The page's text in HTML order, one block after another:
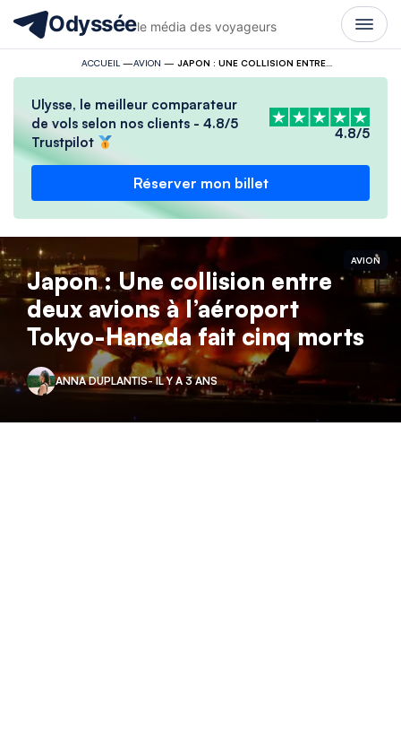
Odysséele média des voyageurs
ACCUEIL —AVION —
Ulysse, le meilleur comparateur
de vols selon nos clients - 4.8/5
Trustpilot
4.8/5
Réserver mon billet
AVION
Japon : Une collision entre
deux avions à l’aéroport
Tokyo-Haneda fait cinq morts
ANNA DUPLANTIS- IL Y A 3 ANS